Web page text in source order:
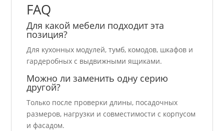
FAQ
Для какой мебели подходит эта
позиция?
Для кухонных модулей, тумб, комодов, шкафов и
гардеробных с выдвижными ящиками.
Можно ли заменить одну серию
другой?
Только после проверки длины, посадочных
размеров, нагрузки и совместимости с корпусом
и фасадом.